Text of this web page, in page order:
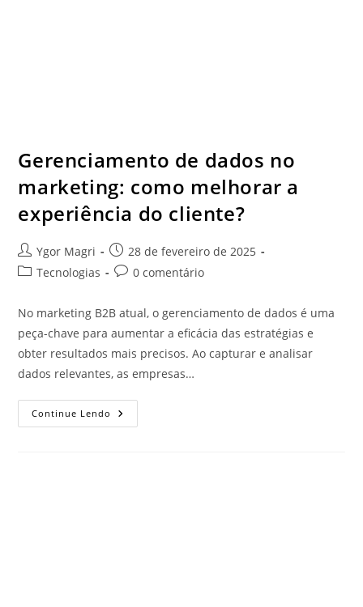
Gerenciamento de dados no
marketing: como melhorar a
experiência do cliente?
Ygor Magri
28 de fevereiro de 2025
Tecnologias
0 comentário
No marketing B2B atual, o gerenciamento de dados é uma
peça-chave para aumentar a eficácia das estratégias e
obter resultados mais precisos. Ao capturar e analisar
dados relevantes, as empresas…
Continue Lendo